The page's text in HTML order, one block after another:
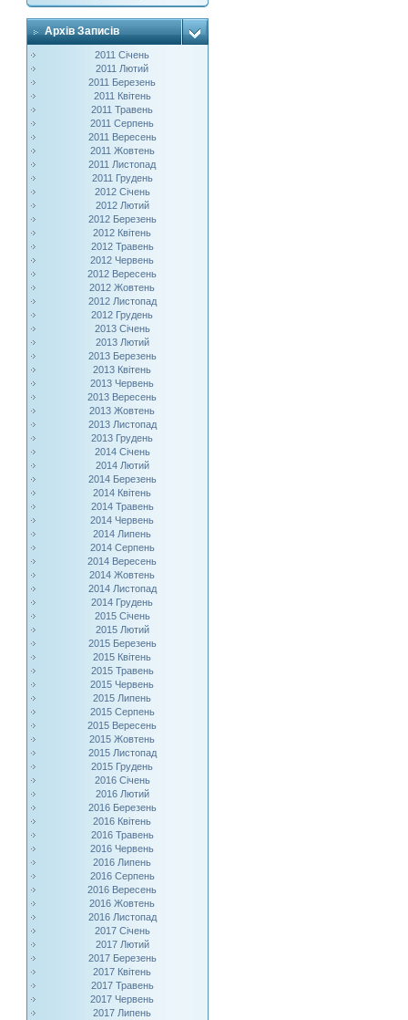
Архів Записів
2011 Січень
2011 Лютий
2011 Березень
2011 Квітень
2011 Травень
2011 Серпень
2011 Вересень
2011 Жовтень
2011 Листопад
2011 Грудень
2012 Січень
2012 Лютий
2012 Березень
2012 Квітень
2012 Травень
2012 Червень
2012 Вересень
2012 Жовтень
2012 Листопад
2012 Грудень
2013 Січень
2013 Лютий
2013 Березень
2013 Квітень
2013 Червень
2013 Вересень
2013 Жовтень
2013 Листопад
2013 Грудень
2014 Січень
2014 Лютий
2014 Березень
2014 Квітень
2014 Травень
2014 Червень
2014 Липень
2014 Серпень
2014 Вересень
2014 Жовтень
2014 Листопад
2014 Грудень
2015 Січень
2015 Лютий
2015 Березень
2015 Квітень
2015 Травень
2015 Червень
2015 Липень
2015 Серпень
2015 Вересень
2015 Жовтень
2015 Листопад
2015 Грудень
2016 Січень
2016 Лютий
2016 Березень
2016 Квітень
2016 Травень
2016 Червень
2016 Липень
2016 Серпень
2016 Вересень
2016 Жовтень
2016 Листопад
2017 Січень
2017 Лютий
2017 Березень
2017 Квітень
2017 Травень
2017 Червень
2017 Липень